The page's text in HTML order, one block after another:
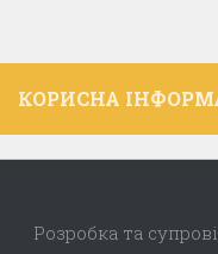
КОРИСНА
Розробка та